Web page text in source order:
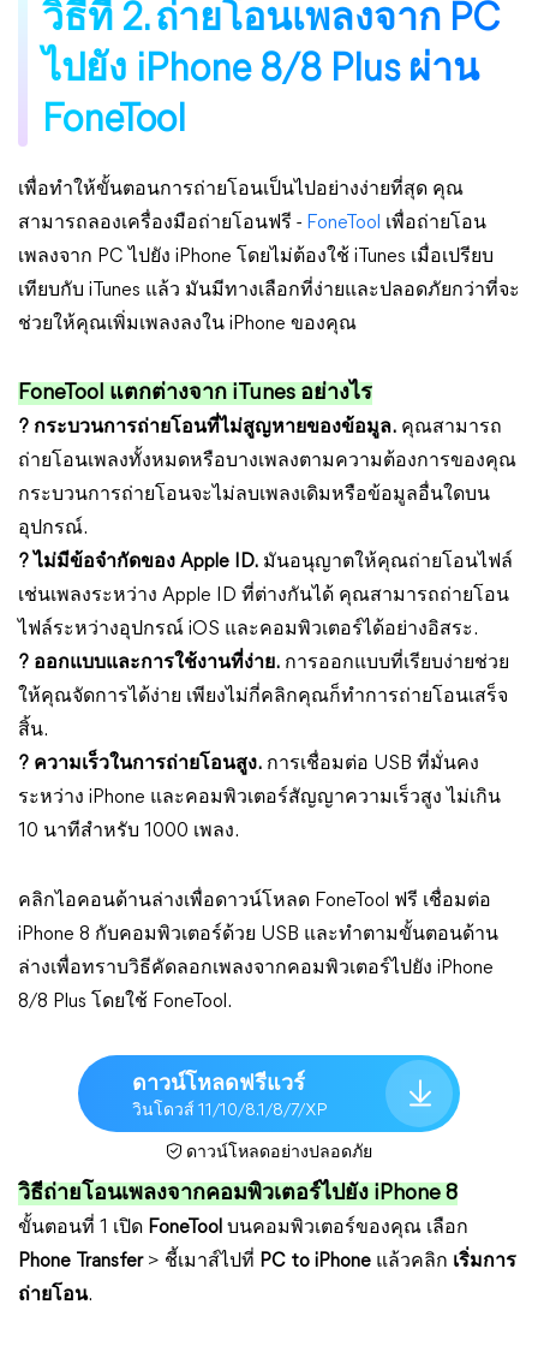
วิธีที่ 2. ถ่ายโอนเพลงจาก PC
ไปยัง iPhone 8/8 Plus ผ่าน
FoneTool
เพื่อทำให้ขั้นตอนการถ่ายโอนเป็นไปอย่างง่ายที่สุด คุณ
สามารถลองเครื่องมือถ่ายโอนฟรี - FoneTool เพื่อถ่ายโอน
เพลงจาก PC ไปยัง iPhone โดยไม่ต้องใช้ iTunes เมื่อเปรียบ
เทียบกับ iTunes แล้ว มันมีทางเลือกที่ง่ายและปลอดภัยกว่าที่จะ
ช่วยให้คุณเพิ่มเพลงลงใน iPhone ของคุณ
FoneTool แตกต่างจาก iTunes อย่างไร
? กระบวนการถ่ายโอนที่ไม่สูญหายของข้อมูล. คุณสามารถ
ถ่ายโอนเพลงทั้งหมดหรือบางเพลงตามความต้องการของคุณ
กระบวนการถ่ายโอนจะไม่ลบเพลงเดิมหรือข้อมูลอื่นใดบน
อุปกรณ์.
? ไม่มีข้อจำกัดของ Apple ID. มันอนุญาตให้คุณถ่ายโอนไฟล์
เช่นเพลงระหว่าง Apple ID ที่ต่างกันได้ คุณสามารถถ่ายโอน
ไฟล์ระหว่างอุปกรณ์ iOS และคอมพิวเตอร์ได้อย่างอิสระ.
? ออกแบบและการใช้งานที่ง่าย. การออกแบบที่เรียบง่ายช่วย
ให้คุณจัดการได้ง่าย เพียงไม่กี่คลิกคุณก็ทำการถ่ายโอนเสร็จ
สิ้น.
? ความเร็วในการถ่ายโอนสูง. การเชื่อมต่อ USB ที่มั่นคง
ระหว่าง iPhone และคอมพิวเตอร์สัญญาความเร็วสูง ไม่เกิน
10 นาทีสำหรับ 1000 เพลง.
คลิกไอคอนด้านล่างเพื่อดาวน์โหลด FoneTool ฟรี เชื่อมต่อ
iPhone 8 กับคอมพิวเตอร์ด้วย USB และทำตามขั้นตอนด้าน
ล่างเพื่อทราบวิธีคัดลอกเพลงจากคอมพิวเตอร์ไปยัง iPhone
8/8 Plus โดยใช้ FoneTool.
ดาวน์โหลดฟรีแวร์
วินโดวส์ 11/10/8.1/8/7/XP
ดาวน์โหลดอย่างปลอดภัย
วิธีถ่ายโอนเพลงจากคอมพิวเตอร์ไปยัง iPhone 8
ขั้นตอนที่ 1 เปิด FoneTool บนคอมพิวเตอร์ของคุณ เลือก
Phone Transfer> ชี้เมาส์ไปที่ PC to iPhone แล้วคลิก เริ่มการ
ถ่ายโอน.